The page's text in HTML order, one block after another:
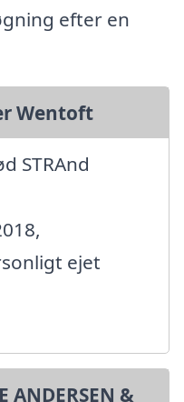
efter en
Wentoft
STRAnd
ejet
ANDERSEN &